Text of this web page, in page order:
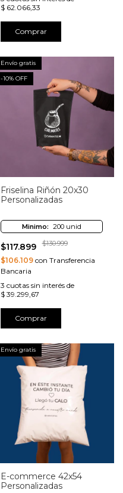
$ 62.066,33
Comprar
Envío gratis
-10% OFF
Friselina Riñón 20x30
Personalizadas
Minimo: 200 unid
$117.899 $130.999
$106.109con Transferencia
Bancaria
3 cuotas sin interés de
$ 39.299,67
Comprar
Envío gratis
E-commerce 42x54
Personalizadas